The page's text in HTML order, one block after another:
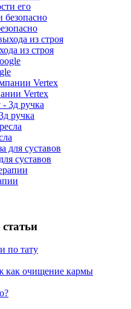
его
из строя
Vertex
ручка
суставов
по тату
как очищение кармы